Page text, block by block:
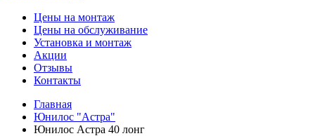
Цены на монтаж
Цены на обслуживание
Установка и монтаж
Акции
Отзывы
Контакты
Главная
Юнилос "Астра"
Юнилос Астра 40 лонг